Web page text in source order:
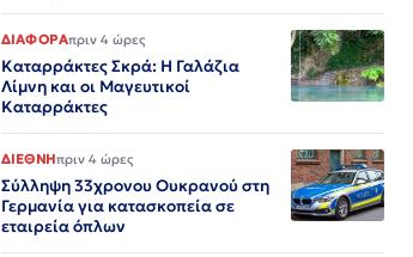
ΔΙΑΦΟΡΑπριν 4 ώρες
Καταρράκτες Σκρά: Η Γαλάζια
Λίμνη και οι Μαγευτικοί
Καταρράκτες
ΔΙΕΘΝΗπριν 4 ώρες
Σύλληψη 33χρονου Ουκρανού στη
Γερμανία για κατασκοπεία σε
εταιρεία όπλων